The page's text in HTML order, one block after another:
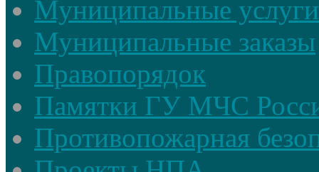
Муниципальные услуги
Муниципальные заказы
Правопорядок
Памятки ГУ МЧС
Противопожарная